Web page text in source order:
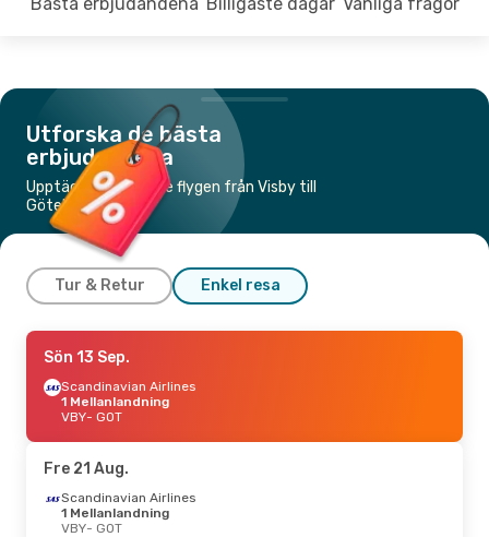
Utforska de bästa
erbjudandena
Upptäck de billigaste flygen från Visby till
Göteborg
Tur & Retur Enkel resa
Fre 21 Aug.
Scandinavian Airlines
1 Mellanlandning
VBY- GOT
1 Mellanlandning
GOT- VBY
Tors 27 Aug.- Mån 31 Aug.
Sön 13 Sep.
Scandinavian Airlines
1 Mellanlandning
VBY- GOT
Fre 21 Aug.
Scandinavian Airlines
1 Mellanlandning
VBY- GOT